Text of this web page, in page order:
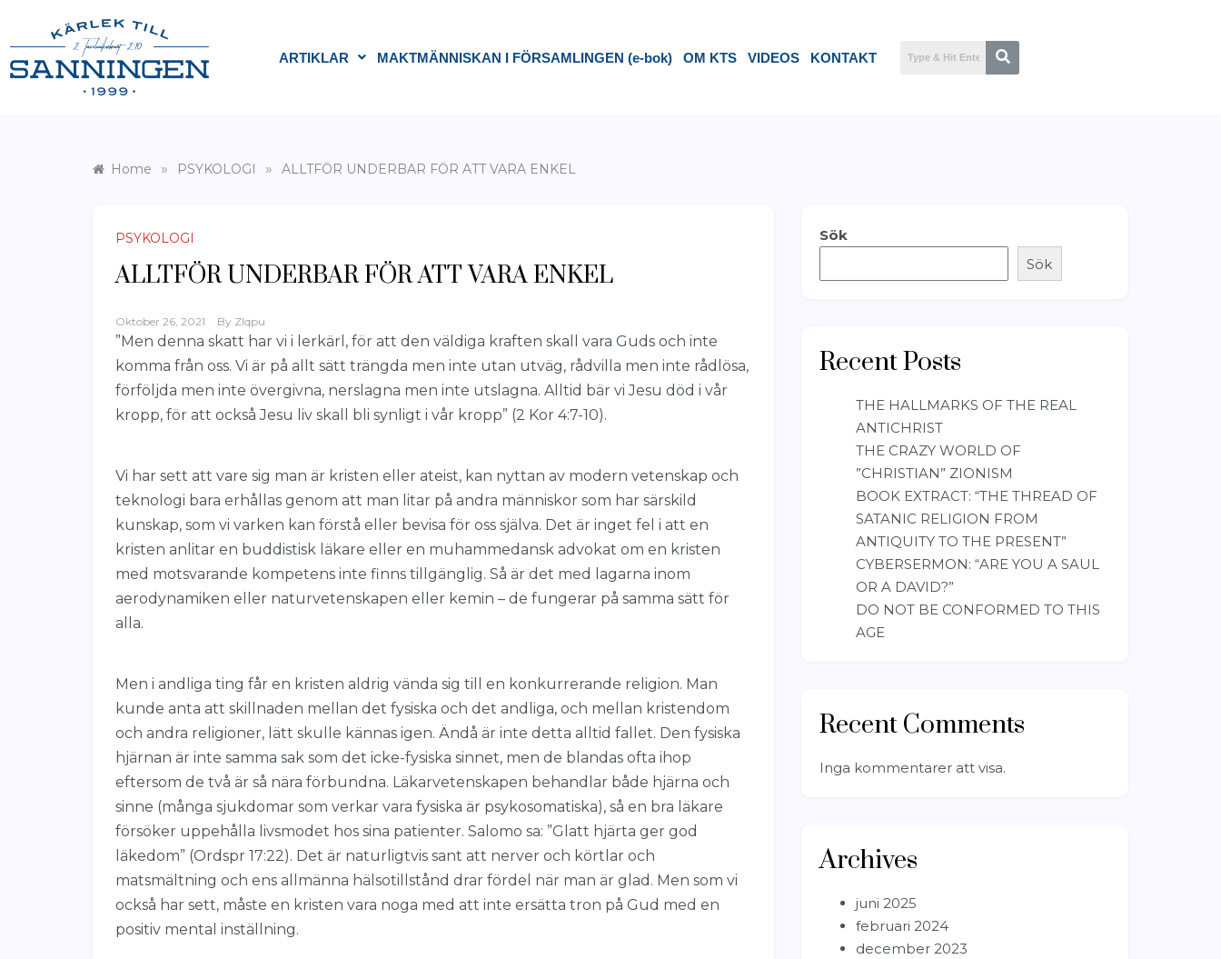
ARTIKLAR MAKTMÄNNISKAN I FÖRSAMLINGEN (e-bok) OM KTS VIDEOS KONTAKT
Home » PSYKOLOGI » ALLTFÖR UNDERBAR FÖR ATT VARA ENKEL
PSYKOLOGI
ALLTFÖR UNDERBAR FÖR ATT VARA ENKEL
Oktober 26, 2021 By Zlqpu
”Men denna skatt har vi i lerkärl, för att den väldiga kraften skall vara Guds och inte
komma från oss. Vi är på allt sätt trängda men inte utan utväg, rådvilla men inte rådlösa,
förföljda men inte övergivna, nerslagna men inte utslagna. Alltid bär vi Jesu död i vår
kropp, för att också Jesu liv skall bli synligt i vår kropp” (2 Kor 4:7-10).
Vi har sett att vare sig man är kristen eller ateist, kan nyttan av modern vetenskap och
teknologi bara erhållas genom att man litar på andra människor som har särskild
kunskap, som vi varken kan förstå eller bevisa för oss själva. Det är inget fel i att en
kristen anlitar en buddistisk läkare eller en muhammedansk advokat om en kristen
med motsvarande kompetens inte finns tillgänglig. Så är det med lagarna inom
aerodynamiken eller naturvetenskapen eller kemin – de fungerar på samma sätt för
alla.
Men i andliga ting får en kristen aldrig vända sig till en konkurrerande religion. Man
kunde anta att skillnaden mellan det fysiska och det andliga, och mellan kristendom
och andra religioner, lätt skulle kännas igen. Ändå är inte detta alltid fallet. Den fysiska
hjärnan är inte samma sak som det icke-fysiska sinnet, men de blandas ofta ihop
eftersom de två är så nära förbundna. Läkarvetenskapen behandlar både hjärna och
sinne (många sjukdomar som verkar vara fysiska är psykosomatiska), så en bra läkare
försöker uppehålla livsmodet hos sina patienter. Salomo sa: ”Glatt hjärta ger god
läkedom” (Ordspr 17:22). Det är naturligtvis sant att nerver och körtlar och
matsmältning och ens allmänna hälsotillstånd drar fördel när man är glad. Men som vi
också har sett, måste en kristen vara noga med att inte ersätta tron på Gud med en
positiv mental inställning.
Sök
Sök
Recent Posts
THE HALLMARKS OF THE REAL
ANTICHRIST
THE CRAZY WORLD OF
”CHRISTIAN” ZIONISM
BOOK EXTRACT: “THE THREAD OF
SATANIC RELIGION FROM
ANTIQUITY TO THE PRESENT”
CYBERSERMON: “ARE YOU A SAUL
OR A DAVID?”
DO NOT BE CONFORMED TO THIS
AGE
Recent Comments
Inga kommentarer att visa.
Archives
juni 2025
februari 2024
december 2023